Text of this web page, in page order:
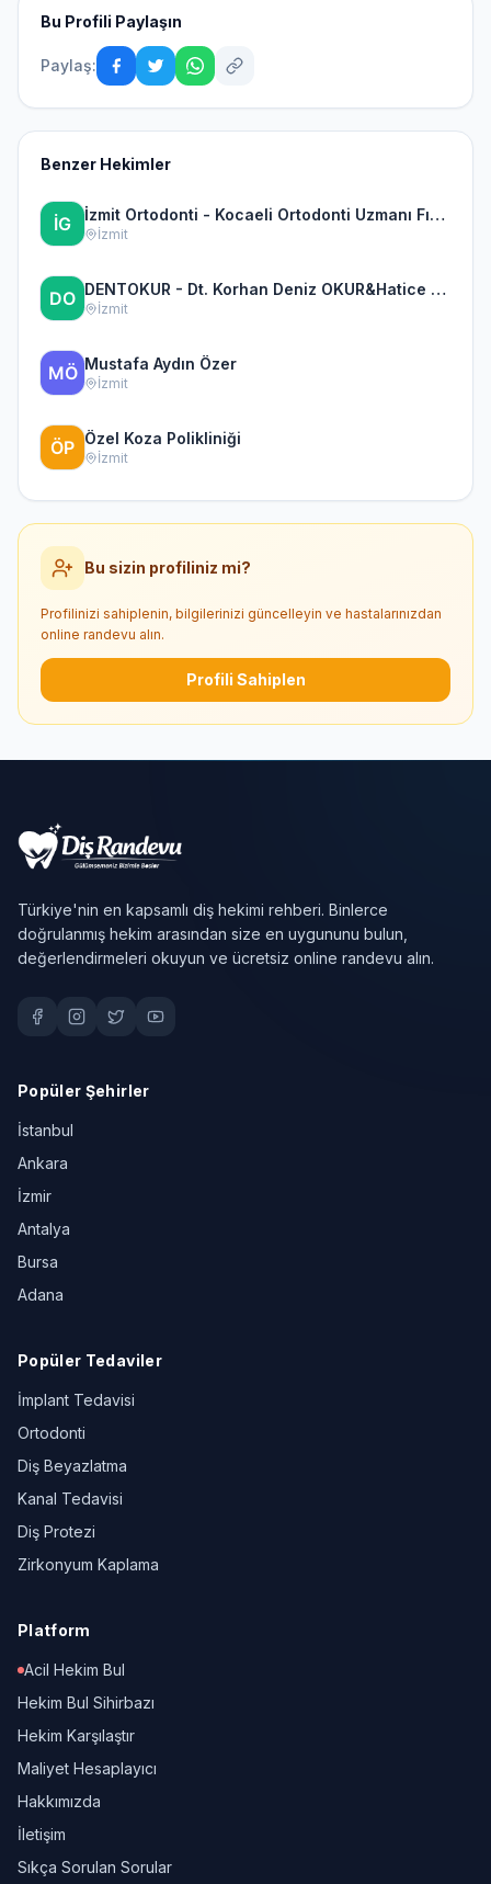
Bu Profili Paylaşın
Paylaş:
Benzer Hekimler
İzmit Ortodonti - Kocaeli Ortodonti Uzmanı Fırat Gök
İzmit
DENTOKUR - Dt. Korhan Deniz OKUR&Hatice TAŞTAN OKUR
İzmit
Mustafa Aydın Özer
İzmit
Özel Koza Polikliniği
İzmit
Bu sizin profiliniz mi?
Profilinizi sahiplenin, bilgilerinizi güncelleyin ve hastalarınızdan
online randevu alın.
Profili Sahiplen
Türkiye'nin en kapsamlı diş hekimi rehberi. Binlerce
doğrulanmış hekim arasından size en uygununu bulun,
değerlendirmeleri okuyun ve ücretsiz online randevu alın.
Popüler Şehirler
İstanbul
Ankara
İzmir
Antalya
Bursa
Adana
Popüler Tedaviler
İmplant Tedavisi
Ortodonti
Diş Beyazlatma
Kanal Tedavisi
Diş Protezi
Zirkonyum Kaplama
Platform
Acil Hekim Bul
Hekim Bul Sihirbazı
Hekim Karşılaştır
Maliyet Hesaplayıcı
Hakkımızda
İletişim
Sıkça Sorulan Sorular